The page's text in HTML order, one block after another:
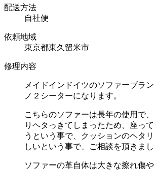
配送方法
自社便
依頼地域
東京都東久留米市
修理内容
メイドインドイツのソファーブラ
ノ２シーターになります。
こちらのソファーは長年の使用で
りヘタっきてしまったため、座っ
うという事で、クッションのヘタ
しいという事で、ご相談を頂きまし
ソファーの革自体は大きな擦れ傷